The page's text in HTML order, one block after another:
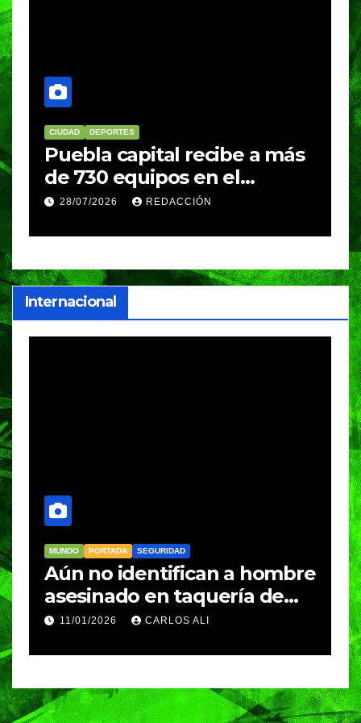
CIUDAD DEPORTES
Puebla capital recibe a más
de 730 equipos en el
Festival Máster de Voleibol
28/07/2026 REDACCIÓN
Internacional
MUNDO PORTADA SEGURIDAD
Aún no identifican a hombre
asesinado en taquería de
Amozoc
11/01/2026 CARLOS ALI